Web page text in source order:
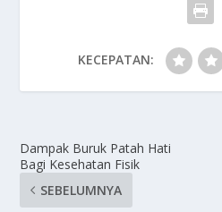
KECEPATAN:
Dampak Buruk Patah Hati
Bagi Kesehatan Fisik
SEBELUMNYA